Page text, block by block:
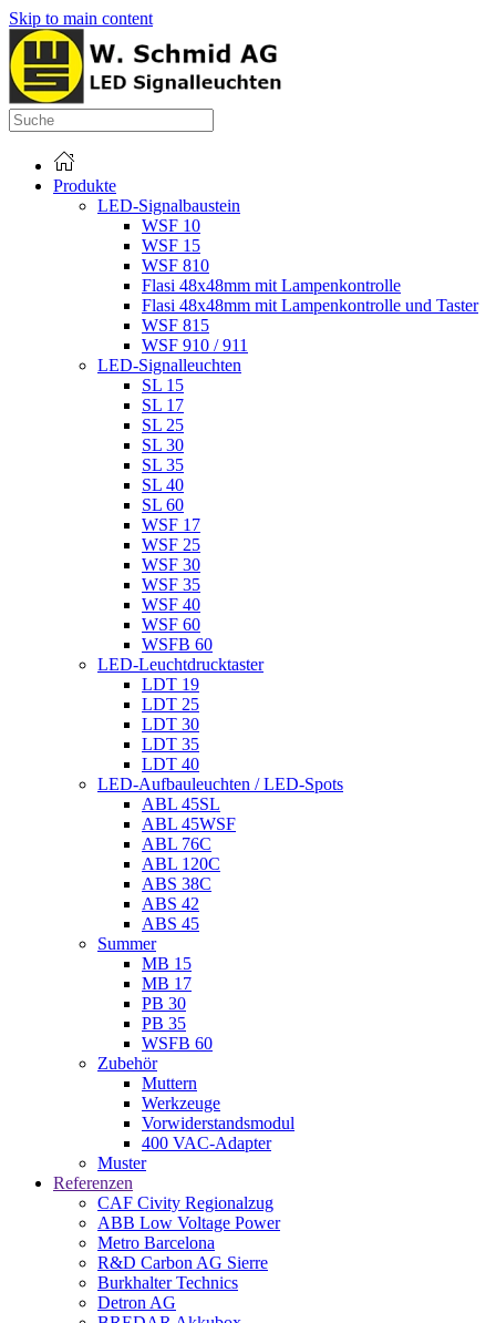
Skip to main content
Produkte
LED-Signalbaustein
WSF 10
WSF 15
WSF 810
Flasi 48x48mm mit Lampenkontrolle
Flasi 48x48mm mit Lampenkontrolle und Taster
WSF 815
WSF 910 / 911
LED-Signalleuchten
SL 15
SL 17
SL 25
SL 30
SL 35
SL 40
SL 60
WSF 17
WSF 25
WSF 30
WSF 35
WSF 40
WSF 60
WSFB 60
LED-Leuchtdrucktaster
LDT 19
LDT 25
LDT 30
LDT 35
LDT 40
LED-Aufbauleuchten / LED-Spots
ABL 45SL
ABL 45WSF
ABL 76C
ABL 120C
ABS 38C
ABS 42
ABS 45
Summer
MB 15
MB 17
PB 30
PB 35
WSFB 60
Zubehör
Muttern
Werkzeuge
Vorwiderstandsmodul
400 VAC-Adapter
Muster
Referenzen
CAF Civity Regionalzug
ABB Low Voltage Power
Metro Barcelona
R&D Carbon AG Sierre
Burkhalter Technics
Detron AG